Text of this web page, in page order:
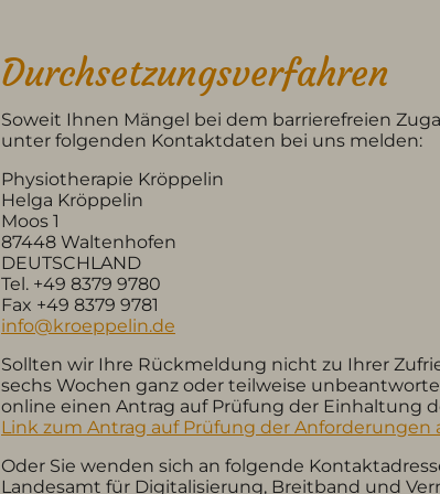
Durchsetzungsverfahren
Soweit Ihnen Mängel bei dem barrierefreien
unter folgenden Kontaktdaten bei uns melden:
Physiotherapie Kröppelin
Helga Kröppelin
Moos 1
87448 Waltenhofen
DEUTSCHLAND
Tel. +49 8379 9780
Fax +49 8379 9781
info@kroeppelin.de
Sollten wir Ihre Rückmeldung nicht zu Ihrer
sechs Wochen ganz oder teilweise
online einen Antrag auf Prüfung der Einhaltung
Link zum Antrag auf Prüfung der Anforderungen
Oder Sie wenden sich an folgende
Landesamt für Digitalisierung, Breitband und